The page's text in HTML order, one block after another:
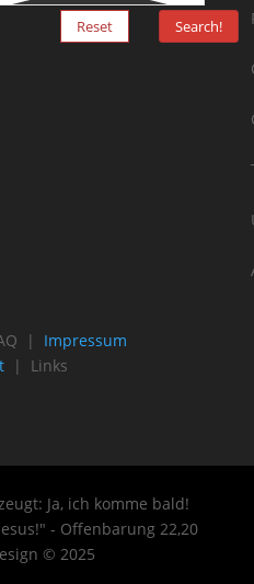
Reset Search!
| Impressum
| Links
Ja, ich komme bald!
- Offenbarung 22,20
© 2025